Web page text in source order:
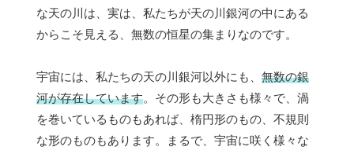
な天の川は、実は、私たちが天の川銀河の中にある
からこそ見える、無数の恒星の集まりなのです。
宇宙には、私たちの天の川銀河以外にも、 無数の銀
河が存在しています。その形も大きさも様々で、渦
を巻いているものもあれば、楕円形のもの、不規則
な形のものもあります。まるで、宇宙に咲く様々な